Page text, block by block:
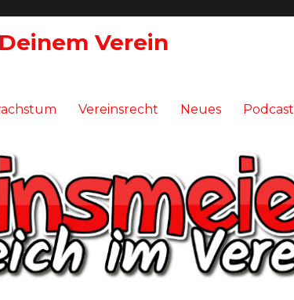
Verein
Vereinsrecht Neues Podcast